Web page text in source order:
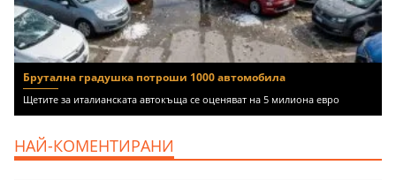
Брутална градушка потроши 1000 автомобила
Щетите за италианската автокъща се оценяват на 5 милиона евро
НАЙ-КОМЕНТИРАНИ